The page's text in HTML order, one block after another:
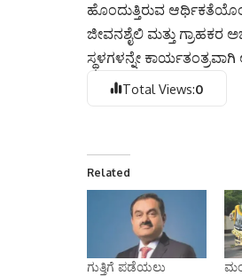
ಹೊಂದುತ್ತಿರುವ
ಜೀವನಶೈಲಿ ಮತ್ತು ಗ್ರಾಹಕರ
ಸ್ಥಳಗಳನ್ನೇ
Total Views:0
Related
ಗುತ್ತಿಗೆ ಪಡೆಯಲು